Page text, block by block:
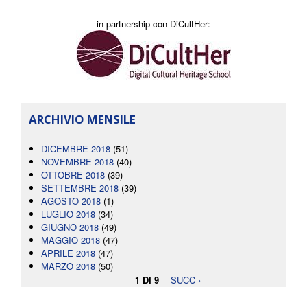
in partnership con DiCultHer:
ARCHIVIO MENSILE
DICEMBRE 2018 (51)
NOVEMBRE 2018 (40)
OTTOBRE 2018 (39)
SETTEMBRE 2018 (39)
AGOSTO 2018 (1)
LUGLIO 2018 (34)
GIUGNO 2018 (49)
MAGGIO 2018 (47)
APRILE 2018 (47)
MARZO 2018 (50)
1 DI 9
SUCC ›